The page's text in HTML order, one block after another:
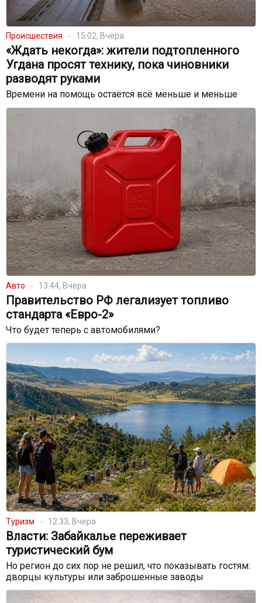
Происшествия 15:02, Вчера
«Ждать некогда»: жители подтопленного
Угдана просят технику, пока чиновники
разводят руками
Времени на помощь остаётся всё меньше и меньше
Авто 13:44, Вчера
Правительство РФ легализует топливо
стандарта «Евро-2»
Что будет теперь с автомобилями?
Туризм 12:33, Вчера
Власти: Забайкалье переживает
туристический бум
Но регион до сих пор не решил, что показывать гостям:
дворцы культуры или заброшенные заводы